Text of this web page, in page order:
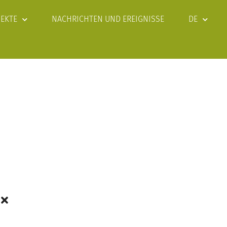
NACHRICHTEN UND EREIGNISSE DE